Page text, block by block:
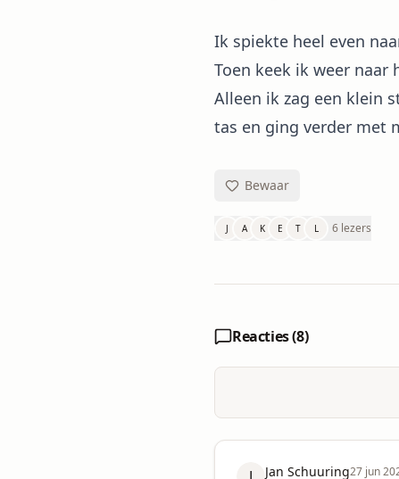
Ik spiekte heel even
Toen keek ik weer naar
Alleen ik zag een klein
tas en ging verder met
Bewaar
J A K E T L 6 lezers
Reacties (8)
Jan Schuuring27 jun